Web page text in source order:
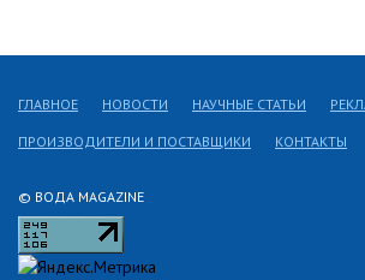
© ВОДА MAGAZINE
ГЛАВНОЕ НОВОСТИ НАУЧНЫЕ СТАТЬИ
ПРОИЗВОДИТЕЛИ И ПОСТАВЩИКИ КОНТАКТЫ